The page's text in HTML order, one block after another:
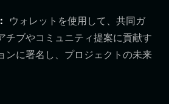
ウォレットを使用して、共同ガ
チブやコミュニティ提案に貢献す
ンに署名し、プロジェクトの未来